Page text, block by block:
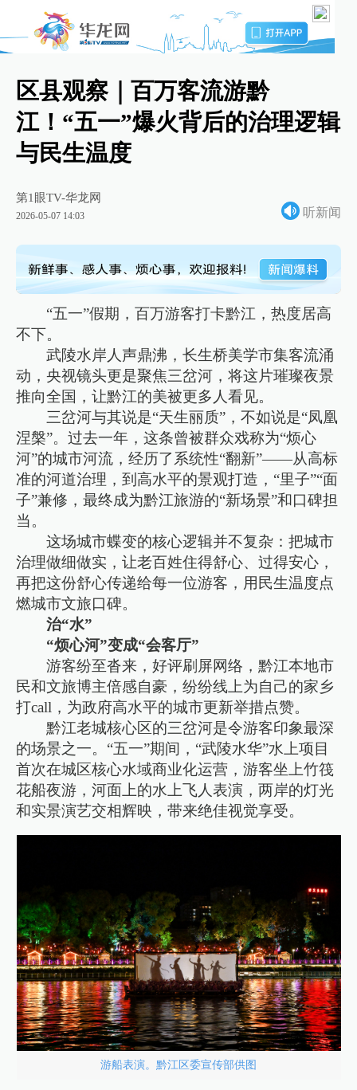
区县观察｜百万客流游黔
江！“五一”爆火背后的治理逻辑
与民生温度
第1眼TV-华龙网
2026-05-07 14:03 听新闻
“五一”假期，百万游客打卡黔江，热度居高
不下。
武陵水岸人声鼎沸，长生桥美学市集客流涌
动，央视镜头更是聚焦三岔河，将这片璀璨夜景
推向全国，让黔江的美被更多人看见。
三岔河与其说是“天生丽质”，不如说是“凤凰
涅槃”。过去一年，这条曾被群众戏称为“烦心
河”的城市河流，经历了系统性“翻新”——从高标
准的河道治理，到高水平的景观打造，“里子”“面
子”兼修，最终成为黔江旅游的“新场景”和口碑担
当。
这场城市蝶变的核心逻辑并不复杂：把城市
治理做细做实，让老百姓住得舒心、过得安心，
再把这份舒心传递给每一位游客，用民生温度点
燃城市文旅口碑。
治“水”
“烦心河”变成“会客厅”
游客纷至沓来，好评刷屏网络，黔江本地市
民和文旅博主倍感自豪，纷纷线上为自己的家乡
打call，为政府高水平的城市更新举措点赞。
黔江老城核心区的三岔河是令游客印象最深
的场景之一。“五一”期间，“武陵水华”水上项目
首次在城区核心水域商业化运营，游客坐上竹筏
花船夜游，河面上的水上飞人表演，两岸的灯光
和实景演艺交相辉映，带来绝佳视觉享受。
游船表演。黔江区委宣传部供图